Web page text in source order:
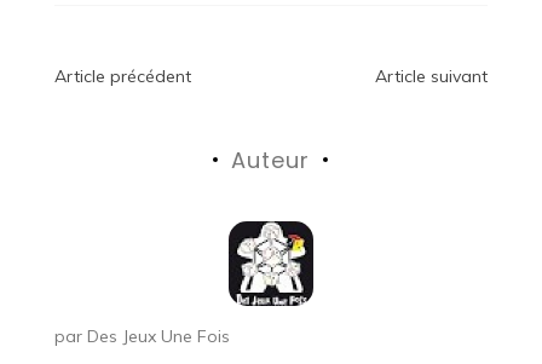
Navigation
Article précédent Article suivant
Auteur
par Des Jeux Une Fois